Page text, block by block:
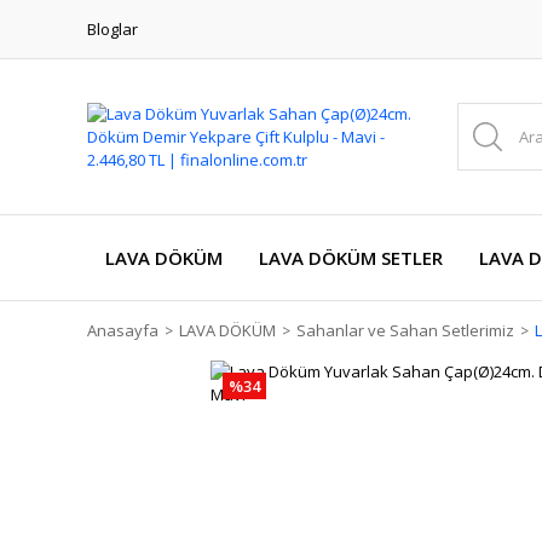
Bloglar
LAVA DÖKÜM LAVA DÖKÜM SETLER LAVA
Anasayfa LAVA DÖKÜM Sahanlar ve Sahan Setlerimiz
%34